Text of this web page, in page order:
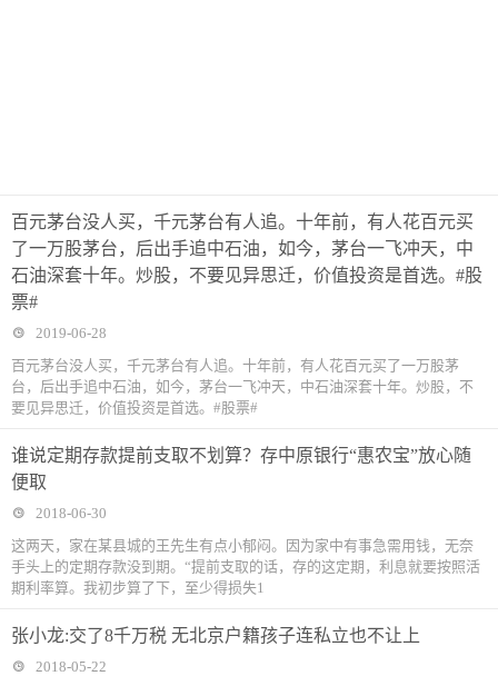
百元茅台没人买，千元茅台有人追。十年前，有人花百元买
了一万股茅台，后出手追中石油，如今，茅台一飞冲天，中
石油深套十年。炒股，不要见异思迁，价值投资是首选。#股
票#
2019-06-28
百元茅台没人买，千元茅台有人追。十年前，有人花百元买了一万股茅
台，后出手追中石油，如今，茅台一飞冲天，中石油深套十年。炒股，不
要见异思迁，价值投资是首选。#股票#
谁说定期存款提前支取不划算？存中原银行“惠农宝”放心随
便取
2018-06-30
这两天，家在某县城的王先生有点小郁闷。因为家中有事急需用钱，无奈
手头上的定期存款没到期。“提前支取的话，存的这定期，利息就要按照活
期利率算。我初步算了下，至少得损失1
张小龙:交了8千万税 无北京户籍孩子连私立也不让上
2018-05-22